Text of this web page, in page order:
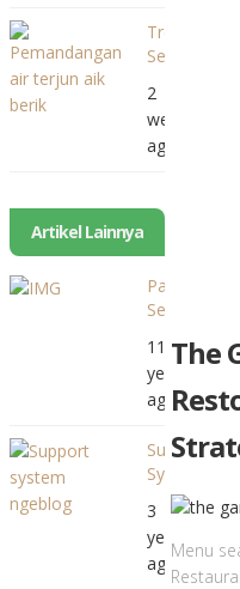
The
Menu
Trekking
Seru
Air
Terjun
Benang
Benang
2
weeks
ago
Artikel Lainnya
Pantai
Selong
yang
Menang
Banyak
11
years
ago
Support
System
Ngeblog
Terbaik,
16
Tahun
3
years
ago